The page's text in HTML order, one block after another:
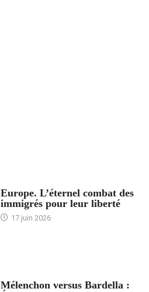
Europe. L’éternel combat des
immigrés pour leur liberté
17 juin 2026
Mélenchon versus Bardella :